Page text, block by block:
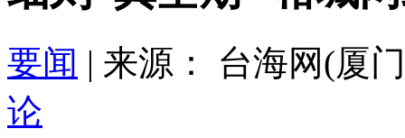
要闻 | 来源： 台海网(厦
论